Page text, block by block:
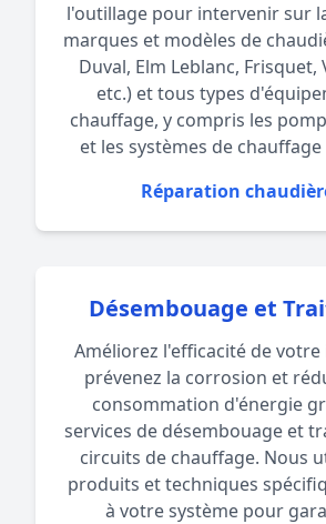
l'outillage pour intervenir sur
marques et modèles de
Duval, Elm Leblanc, Frisquet,
etc.) et tous types
chauffage, y compris les
et les systèmes de
Réparation
Désembouage et
Améliorez l'efficacité de
prévenez la corrosion et
consommation d'énergie
services de désembouage et
circuits de chauffage. Nous
produits et techniques
à votre système pour